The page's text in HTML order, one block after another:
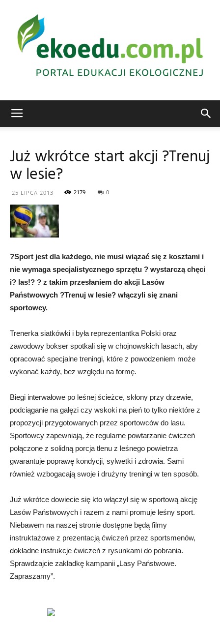
Już wkrótce start akcji ?Trenuj
w lesie?
25 LIPCA 2013 2179 0
?Sport jest dla każdego, nie musi wiązać się z kosztami i
nie wymaga specjalistycznego sprzętu ? wystarczą chęci
i? las!? ? z takim przesłaniem do akcji Lasów
Państwowych ?Trenuj w lesie? włączyli się znani
sportowcy.
Trenerka siatkówki i była reprezentantka Polski oraz
zawodowy bokser spotkali się w chojnowskich lasach, aby
opracować specjalne treningi, które z powodzeniem może
wykonać każdy, bez względu na formę.
Biegi interwałowe po leśnej ścieżce, skłony przy drzewie,
podciąganie na gałęzi czy wskoki na pień to tylko niektóre z
propozycji przygotowanych przez sportowców do lasu.
Sportowcy zapewniają, że regularne powtarzanie ćwiczeń
połączone z solidną porcja tlenu z leśnego powietrza
gwarantuje poprawę kondycji, sylwetki i zdrowia. Sami
również wzbogacają swoje i drużyny treningi w ten sposób.
Już wkrótce dowiecie się kto włączył się w sportową akcję
Lasów Państwowych i razem z nami promuje leśny sport.
Niebawem na naszej stronie dostępne będą filmy
instruktażowe z prezentacją ćwiczeń przez sportsmenów,
dokładne instrukcje ćwiczeń z rysunkami do pobrania.
Sprawdzajcie zakładkę kampanii „Lasy Państwowe.
Zapraszamy”.